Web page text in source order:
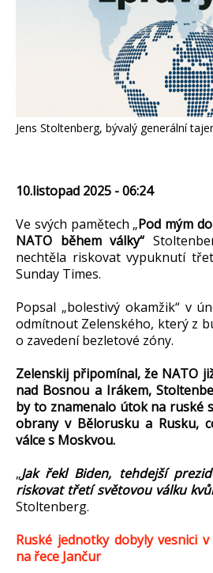
Jens Stoltenberg, bývalý generální
10.listopad 2025 - 06:24
Ve svých pamětech „Pod mým
NATO během války“
nechtěla riskovat vypuknutí
Sunday Times.
Popsal „bolestivý okamžik“ v
odmítnout Zelenského, který z
o zavedení bezletové zóny.
Zelenskij připomínal, že NATO
nad Bosnou a Irákem,
by to znamenalo útok na ruské
obrany v Bělorusku a Rusku,
válce s Moskvou.
„Jak řekl Biden, tehdejší
riskovat třetí světovou válku
Stoltenberg.
Ruské jednotky dobyly vesnici
na řece Jančur